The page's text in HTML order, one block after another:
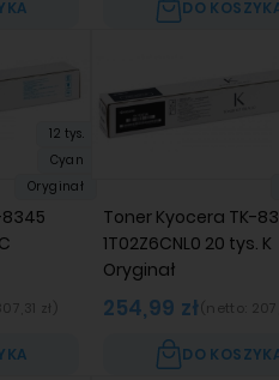
DO
zł
12 tys.
Cyan
Oryginał
Toner Kyocera TK-
1T02Z6CNL0 20 tys. K
Oryginał
254,99 zł(netto:
DO